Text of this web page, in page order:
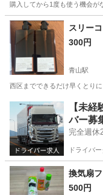
購入してから1度も使う機会が
新潟 新潟市 東新潟駅
スリー
300円
青山駅
西区までできるだけ早くとり
新潟 新潟市 青山駅
【未
バー募
完全週休
ドライバ
換気扇
500円